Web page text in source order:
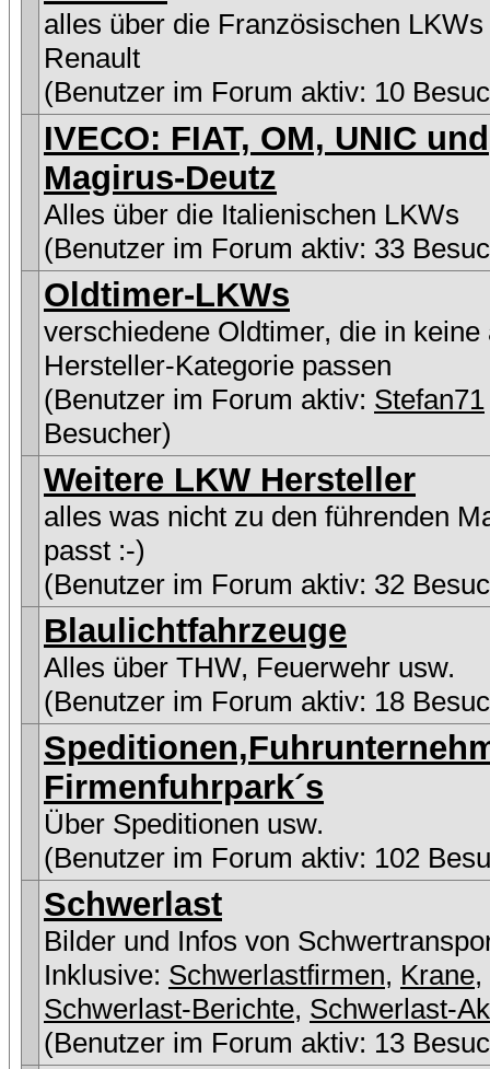
alles über die Französischen LKWs
Renault
(Benutzer im Forum aktiv: 10
IVECO: FIAT, OM, UNIC und
Magirus-Deutz
Alles über die Italienischen LKWs
(Benutzer im Forum aktiv: 33
Oldtimer-LKWs
verschiedene Oldtimer, die in keine
Hersteller-Kategorie passen
(Benutzer im Forum aktiv: Stefan71
Besucher)
Weitere LKW Hersteller
alles was nicht zu den führenden
passt :-)
(Benutzer im Forum aktiv: 32
Blaulichtfahrzeuge
Alles über THW, Feuerwehr usw.
(Benutzer im Forum aktiv: 18
Firmenfuhrpark´s
Über Speditionen usw.
(Benutzer im Forum aktiv: 102
Schwerlast
Bilder und Infos von
Inklusive: Schwerlastfirmen, Krane,
Schwerlast-Berichte, Schwerlast-
(Benutzer im Forum aktiv: 13